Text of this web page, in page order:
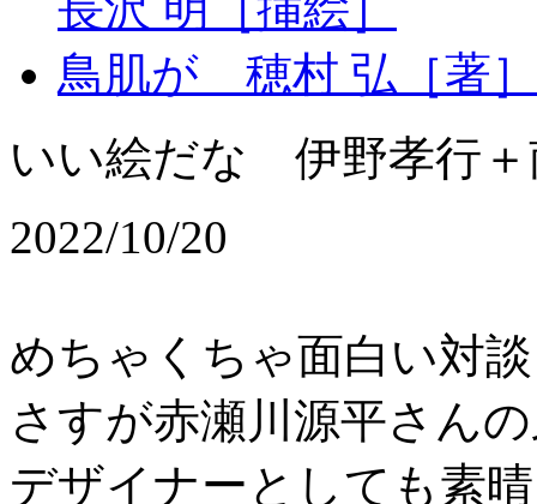
鳥肌が 穂村 弘［著］
いい絵だな 伊野孝行＋
2022/10/20
めちゃくちゃ面白い対談
さすが赤瀬川源平さん
デザイナーとしても素